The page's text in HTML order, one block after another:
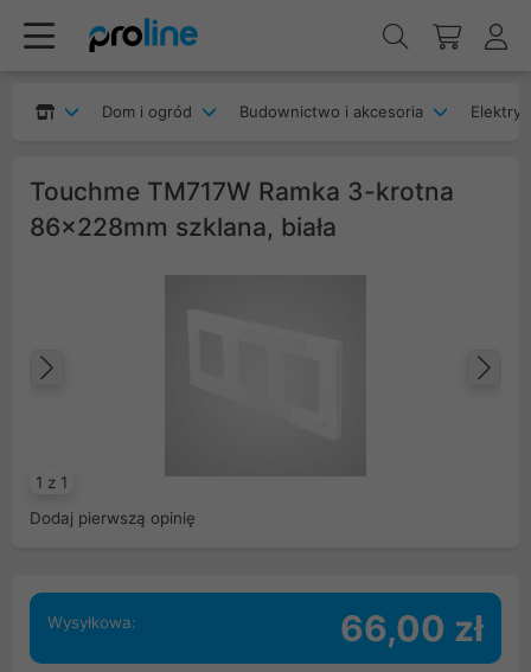
Dom i ogród Budownictwo i akcesoria
Touchme TM717W Ramka 3-krotna
86x228mm szklana, biała
1 z 1
Dodaj pierwszą opinię
Wysyłkowa: 66,00 zł